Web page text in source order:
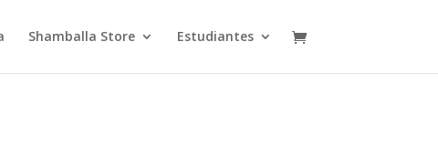
Shamballa Store Estudiantes